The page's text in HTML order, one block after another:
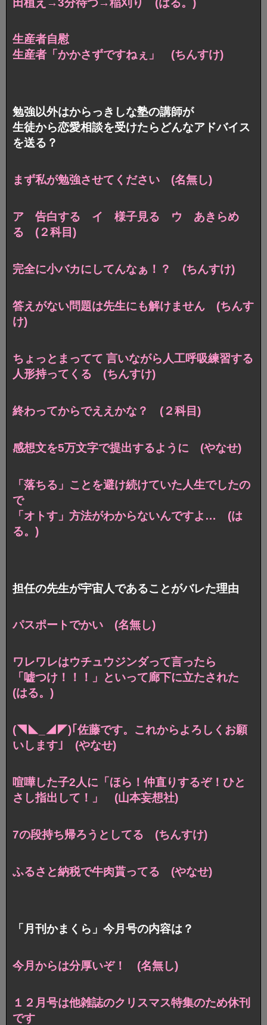
生産者自慰
生産者「かかさずですねぇ」 (ちんすけ)
勉強以外はからっきしな塾の講師が
生徒から恋愛相談を受けたらどんなアドバイス
を送る？
まず私が勉強させてください (名無し)
ア 告白する イ 様子見る ウ あきらめ
る (２科目)
完全に小バカにしてんなぁ！？ (ちんすけ)
答えがない問題は先生にも解けません (ちんす
け)
ちょっとまってて 言いながら人工呼吸練習する
人形持ってくる (ちんすけ)
終わってからでええかな？ (２科目)
感想文を5万文字で提出するように (やなせ)
「落ちる」ことを避け続けていた人生でしたの
で
「オトす」方法がわからないんですよ… (は
る。)
担任の先生が宇宙人であることがバレた理由
パスポートでかい (名無し)
ワレワレはウチュウジンダって言ったら
「嘘つけ！！！」といって廊下に立たされた
(はる。)
(◥◣_◢◤)｢佐藤です。これからよろしくお願
いします｣ (やなせ)
喧嘩した子2人に「ほら！仲直りするぞ！ひと
さし指出して！」 (山本妄想社)
7の段持ち帰ろうとしてる (ちんすけ)
ふるさと納税で牛肉貰ってる (やなせ)
「月刊かまくら」今月号の内容は？
今月からは分厚いぞ！ (名無し)
１２月号は他雑誌のクリスマス特集のため休刊
です